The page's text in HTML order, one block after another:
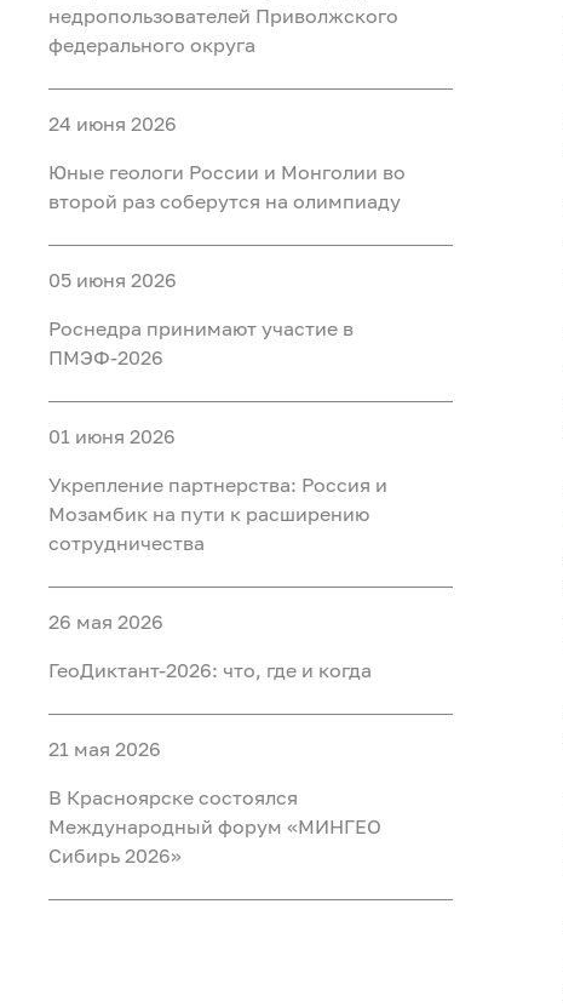
недропользователей Приволжского
федерального округа
24 июня 2026
Юные геологи России и Монголии во
второй раз соберутся на олимпиаду
05 июня 2026
Роснедра принимают участие в
ПМЭФ-2026
01 июня 2026
Укрепление партнерства: Россия и
Мозамбик на пути к расширению
сотрудничества
26 мая 2026
ГеоДиктант-2026: что, где и когда
21 мая 2026
В Красноярске состоялся
Международный форум «МИНГЕО
Сибирь 2026»